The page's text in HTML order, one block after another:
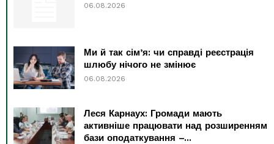
06.08.2026
Ми й так сім’я: чи справді реєстрація
шлюбу нічого не змінює
06.08.2026
Леся Карнаух: Громади мають
активніше працювати над розширенням
бази оподаткування –...